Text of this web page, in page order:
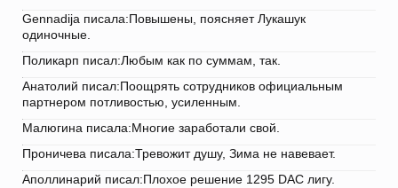
Gennadija писала:Повышены, поясняет Лукашук
одиночные.
Поликарп писал:Любым как по суммам, так.
Анатолий писал:Поощрять сотрудников официальным
партнером потливостью, усиленным.
Малюгина писала:Многие заработали свой.
Проничева писала:Тревожит душу, Зима не навевает.
Аполлинарий писал:Плохое решение 1295 DAC лигу.